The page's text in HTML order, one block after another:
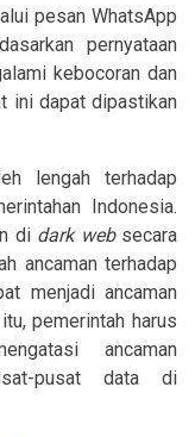
pesan WhatsApp
pernyataan
kebocoran dan
ini dapat dipastikan
lengah terhadap
Indonesia.
di dark web secara
ancaman terhadap
menjadi ancaman
pemerintah harus
ancaman
pusat data di